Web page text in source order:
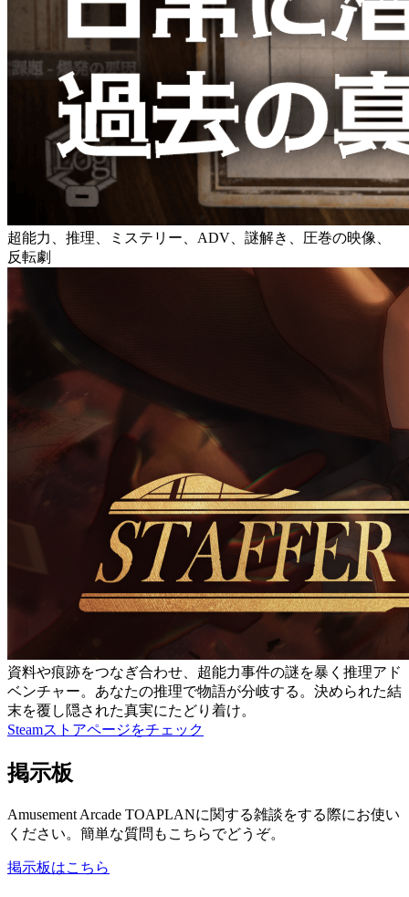
超能力、推理、ミステリー、ADV、謎解き、圧巻の映像、
反転劇
資料や痕跡をつなぎ合わせ、超能力事件の謎を暴く推理アド
ベンチャー。あなたの推理で物語が分岐する。決められた結
末を覆し隠された真実にたどり着け。
Steamストアページをチェック
掲示板
Amusement Arcade TOAPLANに関する雑談をする際にお使い
ください。簡単な質問もこちらでどうぞ。
掲示板はこちら